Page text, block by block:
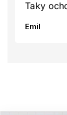
Taky
Emil